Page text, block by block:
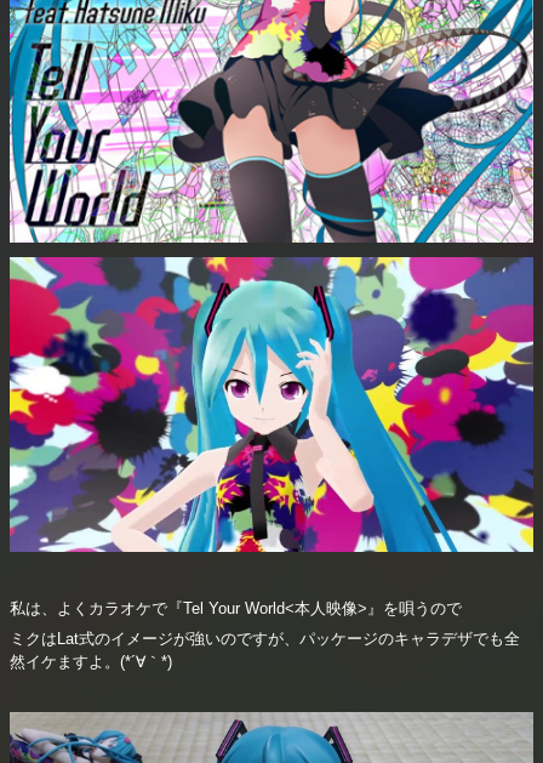
私は、よくカラオケで『Tel Your World<本人映像>』を唄うので
ミクはLat式のイメージが強いのですが、パッケージのキャラデザでも全
然イケますよ。(*´∀｀*)